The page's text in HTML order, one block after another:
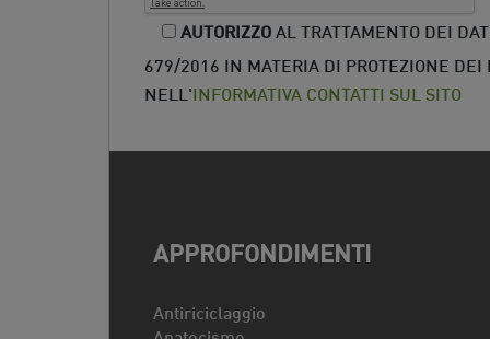
AUTORIZZOAL TRATTAMENTO DEI
679/2016 IN MATERIA DI PROTEZIONE DEI
NELL'INFORMATIVA CONTATTI SUL SITO
APPROFONDIMENTI
Antiriciclaggio